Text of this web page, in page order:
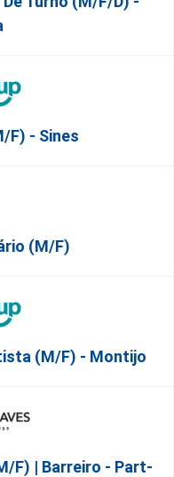
F) - Sines
(m/f)
(M/F) - Montijo
F) | Barreiro - Part-